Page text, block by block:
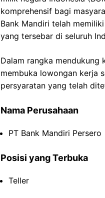
komprehensif bagi
Bank Mandiri telah
yang tersebar di seluruh
Dalam rangka mendukung
membuka lowongan kerja
persyaratan yang telah
Nama Perusahaan
PT Bank Mandiri Persero
Posisi yang Terbuka
Teller